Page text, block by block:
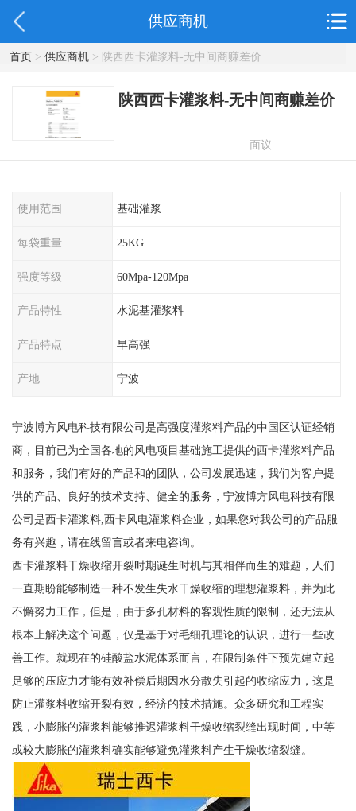
供应商机
首页> 供应商机> 陕西西卡灌浆料-无中间商赚差价
陕西西卡灌浆料-无中间商赚差价
面议
使用范围 基础灌浆
每袋重量 25KG
强度等级 60Mpa-120Mpa
产品特性 水泥基灌浆料
产品特点 早高强
产地 宁波
宁波博方风电科技有限公司是高强度灌浆料产品的中国区认证经销
商，目前已为全国各地的风电项目基础施工提供的西卡灌浆料产品
和服务，我们有好的产品和的团队，公司发展迅速，我们为客户提
供的产品、良好的技术支持、健全的服务，宁波博方风电科技有限
公司是西卡灌浆料,西卡风电灌浆料企业，如果您对我公司的产品服
务有兴趣，请在线留言或者来电咨询。
西卡灌浆料干燥收缩开裂时期诞生时机与其相伴而生的难题，人们
一直期盼能够制造一种不发生失水干燥收缩的理想灌浆料，并为此
不懈努力工作，但是，由于多孔材料的客观性质的限制，还无法从
根本上解决这个问题，仅是基于对毛细孔理论的认识，进行一些改
善工作。就现在的硅酸盐水泥体系而言，在限制条件下预先建立起
足够的压应力才能有效补偿后期因水分散失引起的收缩应力，这是
防止灌浆料收缩开裂有效，经济的技术措施。众多研究和工程实
践，小膨胀的灌浆料能够推迟灌浆料干燥收缩裂缝出现时间，中等
或较大膨胀的灌浆料确实能够避免灌浆料产生干燥收缩裂缝。